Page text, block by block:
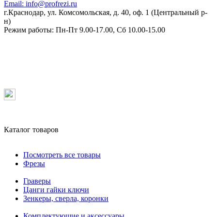
Email: info@profrezi.ru
г.Краснодар, ул. Комсомольская, д. 40, оф. 1 (Центральный р-
н)
Режим работы: Пн-Пт 9.00-17.00, Сб 10.00-15.00
Каталог товаров
Посмотреть все товары
Фрезы
Граверы
Цанги гайки ключи
Зенкеры, сверла, коронки